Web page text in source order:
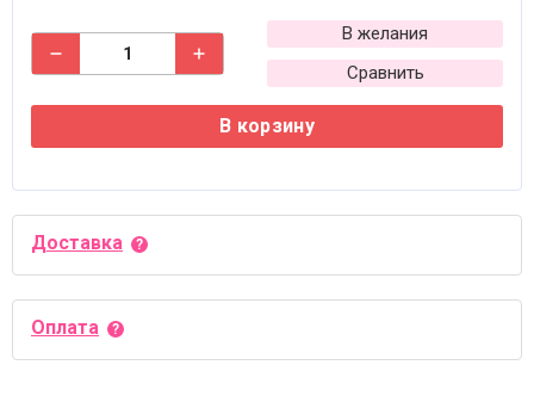
В желания
Сравнить
В корзину
Доставка
Оплата